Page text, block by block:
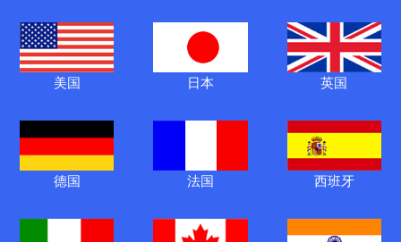
美国 日本 英国
德国 法国 西班牙